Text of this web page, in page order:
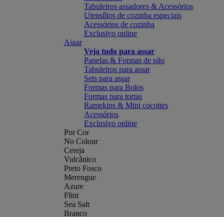
Tabuleiros assadores & Acessórios
Utensílios de cozinha especiais
Acessórios de cozinha
Exclusivo online
Assar
Veja tudo para assar
Panelas & Formas de pão
Tabuleiros para assar
Sets para assar
Formas para Bolos
Formas para tortas
Ramekins & Mini cocottes
Acessórios
Exclusivo online
Por Cor
No Colour
Cereja
Vulcânico
Preto Fosco
Merengue
Azure
Flint
Sea Salt
Branco